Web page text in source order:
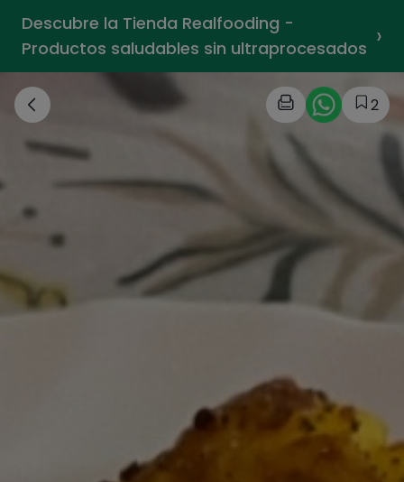
Descubre la Tienda Realfooding -
Productos saludables sin ultraprocesados ›
2